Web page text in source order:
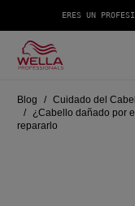
ERES UN
Blog
Cuidado del
¿Cabello dañado por
repararlo